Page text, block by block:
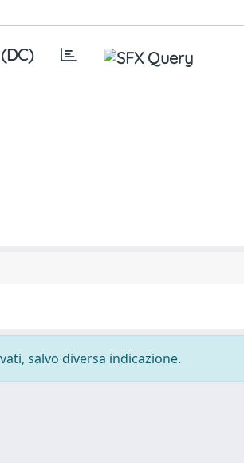
salvo diversa indicazione.